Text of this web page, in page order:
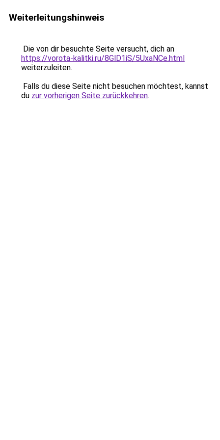
Weiterleitungshinweis
Die von dir besuchte Seite versucht, dich an
https://vorota-kalitki.ru/8GlD1iS/5UxaNCe.html
weiterzuleiten.
Falls du diese Seite nicht besuchen möchtest, kannst
du zur vorherigen Seite zurückkehren.